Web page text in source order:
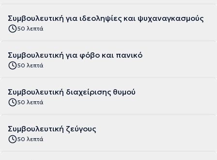
Συμβουλευτική για ιδεοληψίες και ψυχαναγκασμούς
50 λεπτά
Συμβουλευτική για φόβο και πανικό
50 λεπτά
Συμβουλευτική διαχείρισης θυμού
50 λεπτά
Συμβουλευτική ζεύγους
50 λεπτά